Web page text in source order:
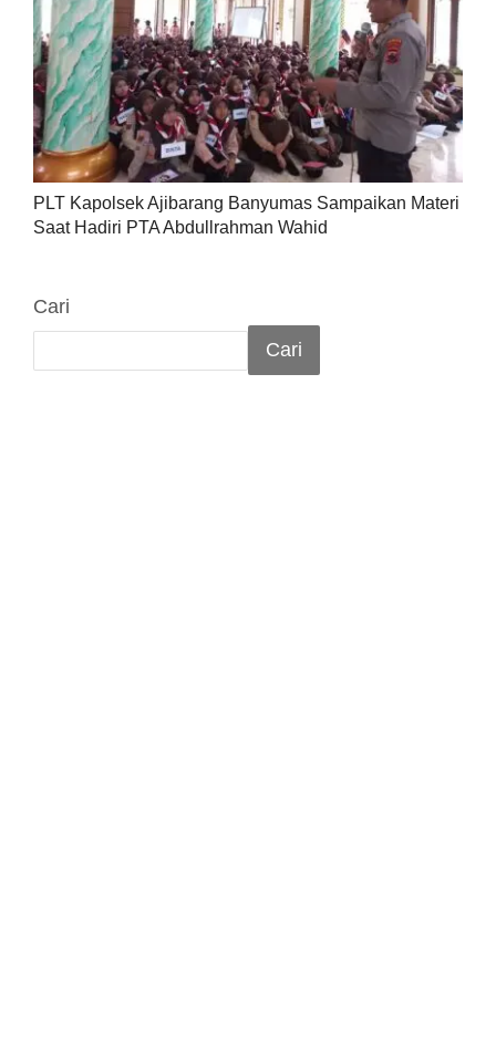
PLT Kapolsek Ajibarang Banyumas Sampaikan Materi
Saat Hadiri PTA Abdullrahman Wahid
Cari
Cari